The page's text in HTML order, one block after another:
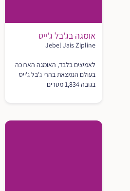
אומגה בג'בל ג'ייס
Jebel Jais Zipline
לאמיצים בלבד, האומגה הארוכה
בעולם הנמצאת בהרי ג'בל ג'ייס
בגובה 1,834 מטרים